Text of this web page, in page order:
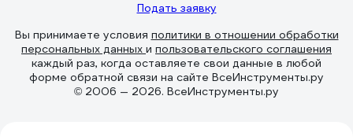
Подать заявку
Вы принимаете условия политики в отношении обработки
персональных данных и пользовательского соглашения
каждый раз, когда оставляете свои данные в любой
форме обратной связи на сайте ВсеИнструменты.ру
© 2006 — 2026. ВсеИнструменты.ру